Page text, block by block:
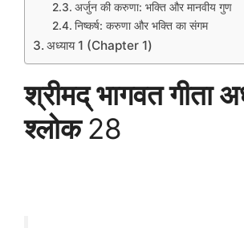
अर्जुन की करुणा: भक्ति और मानवीय गुण
निष्कर्ष: करुणा और भक्ति का संगम
अध्याय 1 (Chapter 1)
श्रीमद् भागवत गीता
श्लोक28